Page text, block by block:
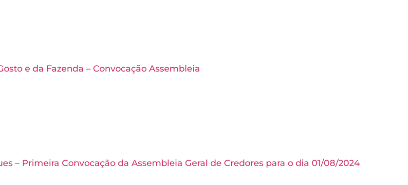
e da Fazenda – Convocação Assembleia
– Primeira Convocação da Assembleia Geral de Credores para o dia 01/08/2024